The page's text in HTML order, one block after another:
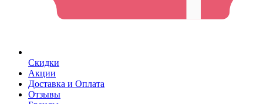
Скидки
Акции
Доставка и Оплата
Отзывы